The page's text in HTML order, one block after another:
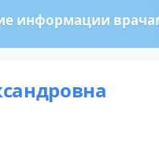
информации